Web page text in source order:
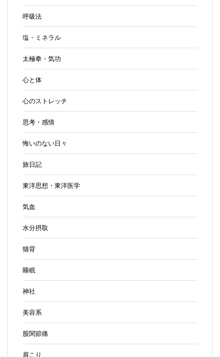
呼吸法
塩・ミネラル
太極拳・気功
心と体
心のストレッチ
思考・感情
悔いのない日々
旅日記
東洋思想・東洋医学
気血
水分摂取
猫背
睡眠
神社
美容系
股関節痛
肩こり